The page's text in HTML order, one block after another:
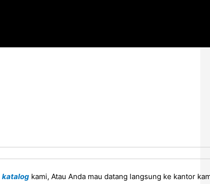
katalogkami, Atau Anda mau datang langsung ke kantor